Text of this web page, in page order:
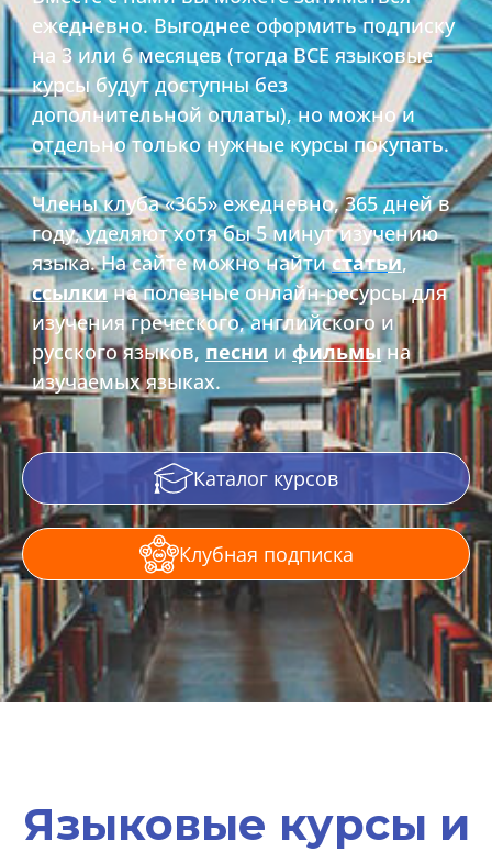
ежедневно. Выгоднее оформить подписку
на 3 или 6 месяцев (тогда ВСЕ языковые
курсы будут доступны без
дополнительной оплаты), но можно и
отдельно только нужные курсы покупать.
Члены клуба «365» ежедневно, 365 дней в
году, уделяют хотя бы 5 минут изучению
языка. На сайте можно найтистатьи,
ссылкина полезные онлайн-ресурсы для
изучения греческого, английского и
русского языков, песни и фильмы на
изучаемых языках.
Каталог курсов
Клубная подписка
Языковые курсы и